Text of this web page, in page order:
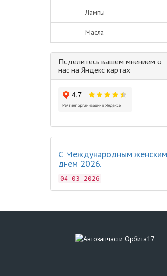
Лампы
Масла
Поделитесь вашем мнением о
нас на Яндекс картах
С Международным женским
днем 2026.
04-03-2026